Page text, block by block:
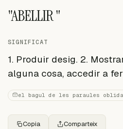
"ABELLIR "
SIGNIFICAT
1. Produir desig. 2.
alguna cosa, accedir a
el bagul de les paraules
Copia Comparteix